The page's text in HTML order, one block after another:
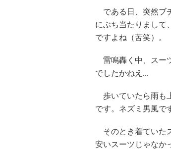
である日、突然ブ
にぶち当たりまして
ですよね（苦笑）。
雷鳴轟く中、スー
でしたかねえ...
歩いていたら雨も
です。ネズミ男風で
そのとき着ていた
安いスーツじゃなか